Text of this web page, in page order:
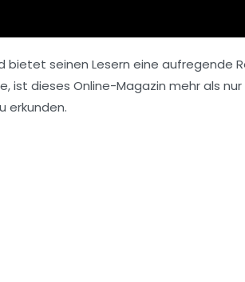
seinen Lesern eine aufregende
dieses Online-Magazin mehr als
erkunden.